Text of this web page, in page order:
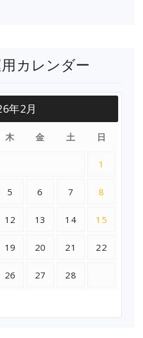
カレンダー
年2月
木 金 土 日
1
5 6 7 8
12 13 14 15
19 20 21 22
26 27 28